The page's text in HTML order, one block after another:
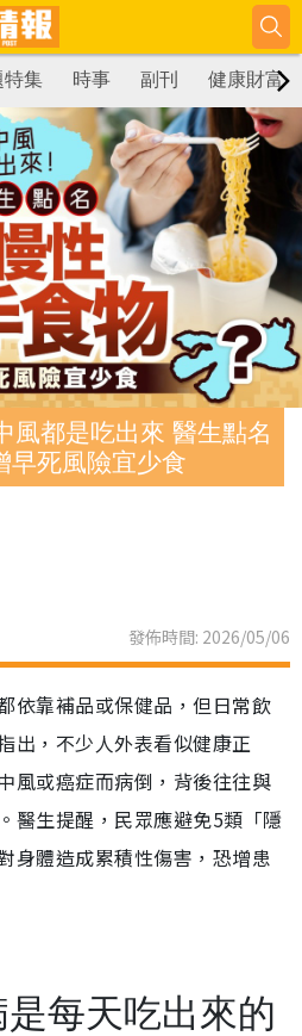
特集 時事 副刊 健康財富
風都是吃出來 醫生點名
早死風險宜少食
發佈時間: 2026/05/06
依靠補品或保健品，但日常飲
出，不少人外表看似健康正
風或癌症而病倒，背後往往與
醫生提醒，民眾應避免5類「隱
身體造成累積性傷害，恐增患
每天吃出來的